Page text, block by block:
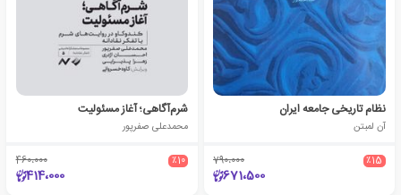
نظام تاریخی جامعه ایران
آن لمبتن
٪15 790،000
671،500
شرم‌آگاهی؛ آغاز مسئولیت
محمدعلی صفرپور
٪10 460،000
414،000